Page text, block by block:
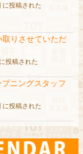
に投稿された
取りさせていただ
投稿された
ニングスタッフ
に投稿された